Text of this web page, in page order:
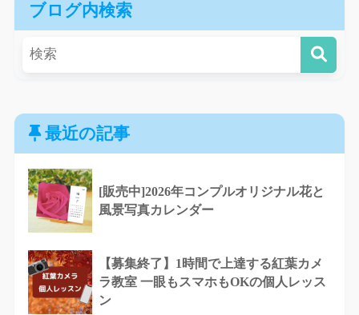
ブログ内検索
最近の記事
[販売中]2026年コンプルオリジナル花と
風景写真カレンダー
【募集終了】1時間で上達する紅葉カメ
ラ教室 一眼もスマホもOKの個人レッス
ン